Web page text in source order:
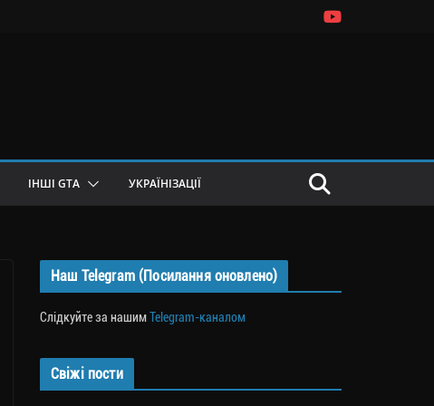
ІНШІ GTA УКРАЇНІЗАЦІЇ
Наш Telegram (Посилання оновлено)
Слідкуйте за нашимTelegram-каналом
Свіжі пости